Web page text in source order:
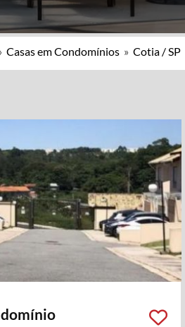
Casas em Condomínios » Cotia / SP